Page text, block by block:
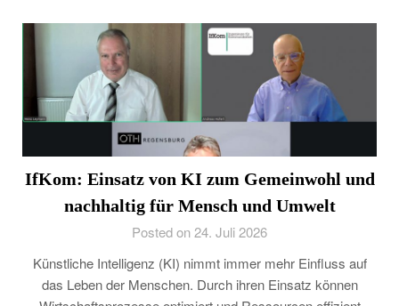
IfKom: Einsatz von KI zum Gemeinwohl und
nachhaltig für Mensch und Umwelt
Posted on 24. Juli 2026
Künstliche Intelligenz (KI) nimmt immer mehr Einfluss auf
das Leben der Menschen. Durch ihren Einsatz können